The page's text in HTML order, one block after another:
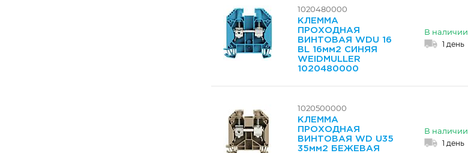
1020480000
КЛЕММА
ПРОХОДНАЯ
ВИНТОВАЯ WDU 16
BL 16мм2 СИНЯЯ
WEIDMULLER
1020480000
В наличии
1 день
1020500000
КЛЕММА
ПРОХОДНАЯ
ВИНТОВАЯ WD U35
35мм2 БЕЖЕВАЯ
В наличии
1 день